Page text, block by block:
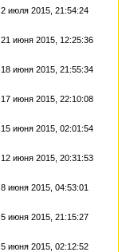
2 июля 2015, 21:54:24
21 июня 2015, 12:25:36
18 июня 2015, 21:55:34
17 июня 2015, 22:10:08
15 июня 2015, 02:01:54
12 июня 2015, 20:31:53
8 июня 2015, 04:53:01
5 июня 2015, 21:15:27
5 июня 2015, 02:12:52